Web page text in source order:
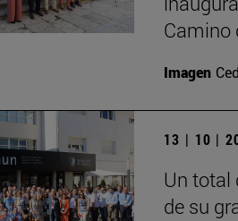
Camino
Imagen
13 | 10 |
Un total
de su